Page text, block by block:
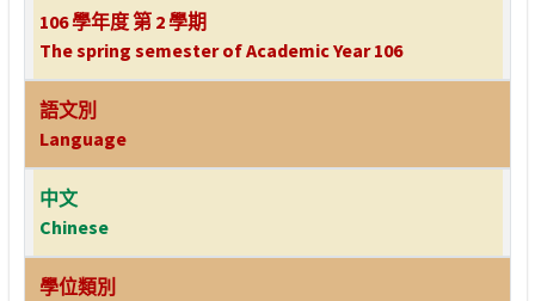
106 學年度 第 2 學期
The spring semester of Academic Year 106
語文別
Language
中文
Chinese
學位類別